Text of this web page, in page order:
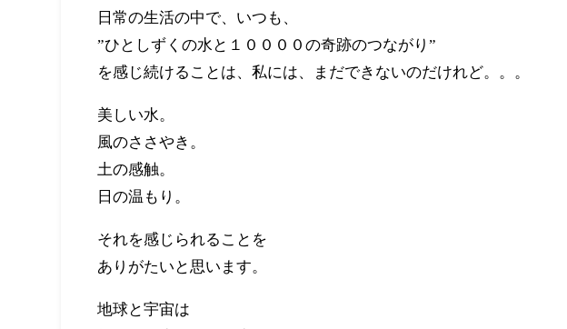
日常の生活の中で、いつも、
”ひとしずくの水と１００００の奇跡のつながり”
を感じ続けることは、私には、まだできないのだけれど。。。
美しい水。
風のささやき。
土の感触。
日の温もり。
それを感じられることを
ありがたいと思います。
地球と宇宙は